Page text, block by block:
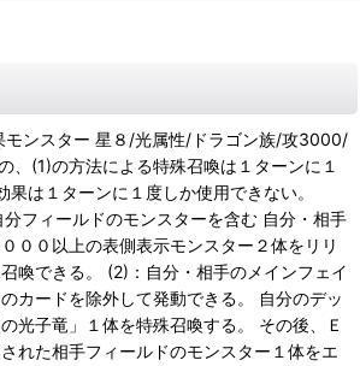
モンスター 星８/光属性/ドラゴン族/攻3000/
、(1)の方法による特殊召喚は１ターンに１
果は１ターンに１度しか使用できない。
フィールドのモンスターを含む 自分・相手
００以上の表側表示モンスター２体をリリ
喚できる。 (2)：自分・相手のメインフェイ
カードを除外して発動できる。 自分のデッ
光子竜」１体を特殊召喚する。 その後、Ｅ
れた相手フィールドのモンスター１体をエ